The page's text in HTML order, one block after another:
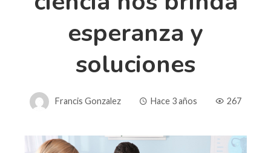
esperanza y
soluciones
Francis Gonzalez Hace 3 años 267